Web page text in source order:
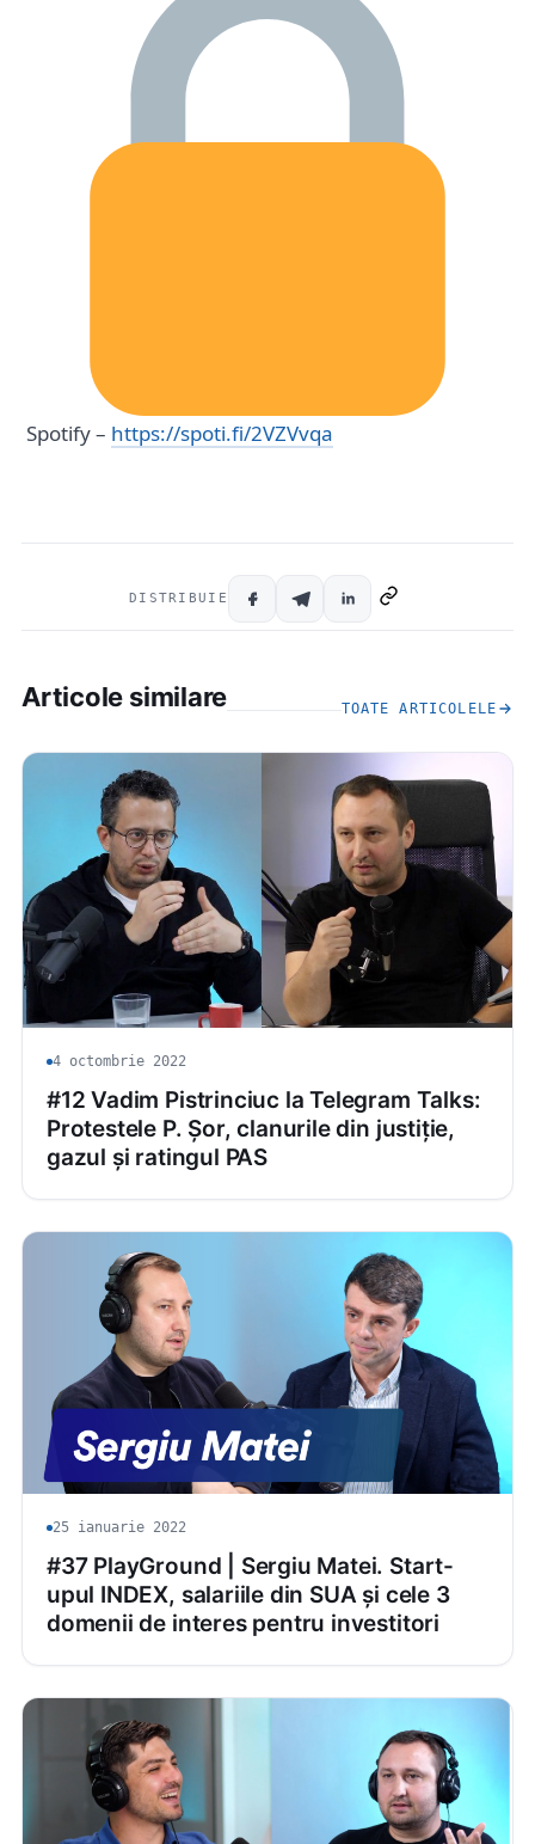
Spotify – https://spoti.fi/2VZVvqa
DISTRIBUIE
Articole similare TOATE ARTICOLELE
4 octombrie 2022
#12 Vadim Pistrinciuc la Telegram Talks:
Protestele P. Șor, clanurile din justiție,
gazul și ratingul PAS
25 ianuarie 2022
#37 PlayGround | Sergiu Matei. Start-
upul INDEX, salariile din SUA și cele 3
domenii de interes pentru investitori